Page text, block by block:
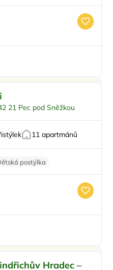
21 Pec pod Sněžkou
11 apartmánů
postýlka
gril
Hradec –